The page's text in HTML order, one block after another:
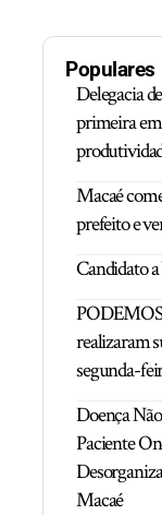
Populares
Delegacia
primeira
Macaé
prefeito e
Candidato
realizaram
segunda-
Doença
Paciente
Macaé